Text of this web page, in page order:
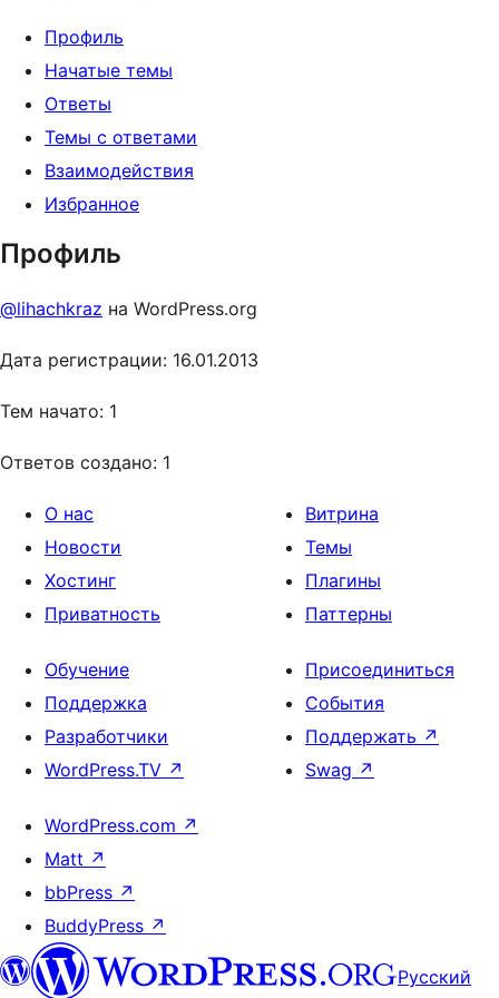
Профиль
Начатые темы
Ответы
Темы с ответами
Взаимодействия
Избранное
Профиль
@lihachkraz на WordPress.org
Дата регистрации: 16.01.2013
Тем начато: 1
Ответов создано: 1
О нас
Новости
Хостинг
Приватность
Витрина
Темы
Плагины
Паттерны
Обучение
Поддержка
Разработчики
WordPress.TV ↗
Присоединиться
События
Поддержать ↗
Swag ↗
WordPress.com ↗
Matt ↗
bbPress ↗
BuddyPress ↗
Русский